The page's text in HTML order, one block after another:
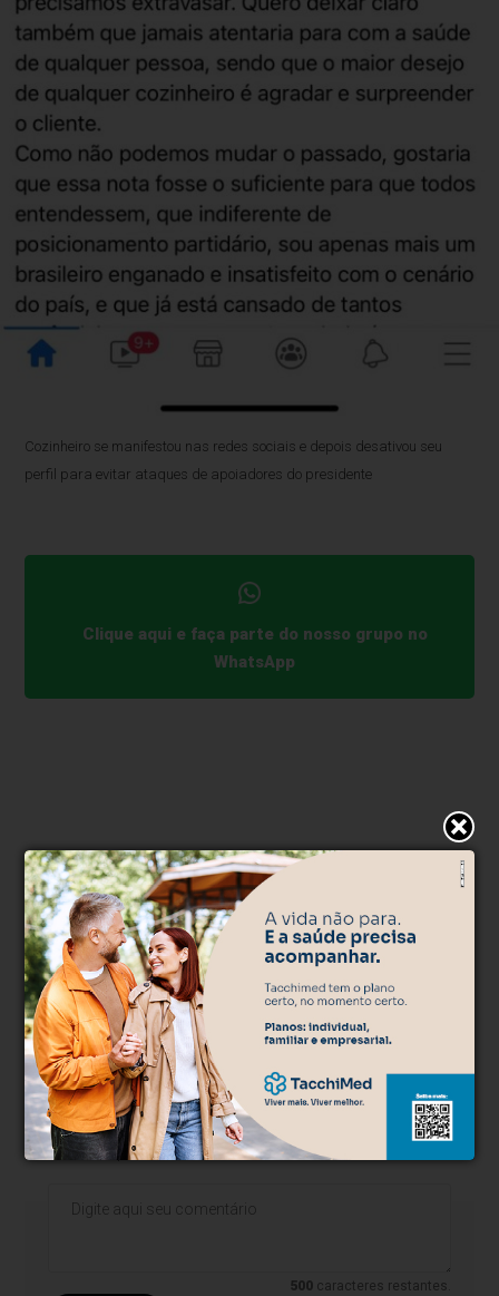
Cozinheiro se manifestou nas redes sociais e depois desativou seu
perfil para evitar ataques de apoiadores do presidente
Clique aqui e faça parte do nosso grupo no
WhatsApp
* O conteúdo de cada comentário é de responsabilidade de quem
realizá-lo. Nos reservamos ao direito de reprovar ou eliminar
comentários em desacordo com o propósito do site ou que
contenham palavras ofensivas.
500 caracteres restantes.